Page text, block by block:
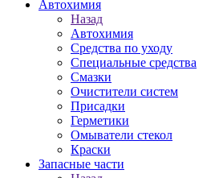
Автохимия
Назад
Автохимия
Средства по уходу
Специальные средства
Смазки
Очистители систем
Присадки
Герметики
Омыватели стекол
Краски
Запасные части